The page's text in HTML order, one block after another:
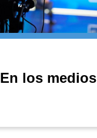
En los medios